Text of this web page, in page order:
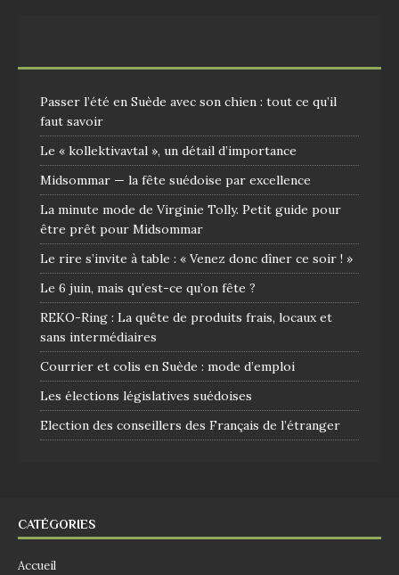
Passer l’été en Suède avec son chien : tout ce qu’il
faut savoir
Le « kollektivavtal », un détail d’importance
Midsommar — la fête suédoise par excellence
La minute mode de Virginie Tolly. Petit guide pour
être prêt pour Midsommar
Le rire s’invite à table : « Venez donc dîner ce soir ! »
Le 6 juin, mais qu’est-ce qu’on fête ?
REKO-Ring : La quête de produits frais, locaux et
sans intermédiaires
Courrier et colis en Suède : mode d’emploi
Les élections législatives suédoises
Election des conseillers des Français de l’étranger
CATÉGORIES
Accueil